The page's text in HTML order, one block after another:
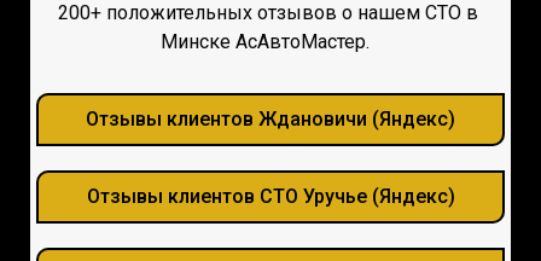
200+ положительных отзывов о нашем СТО в
Минске АсАвтоМастер.
Отзывы клиентов Ждановичи (Яндекс)
Отзывы клиентов СТО Уручье (Яндекс)